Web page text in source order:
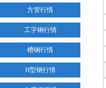
方管行情
工字钢行情
槽钢行情
H型钢行情